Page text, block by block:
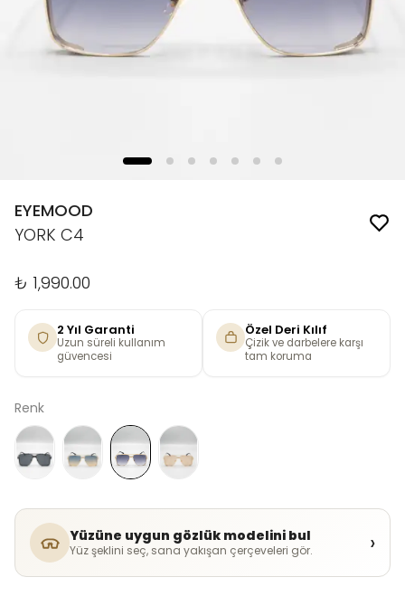
EYEMOOD
YORK C4
₺ 1,990.00
2 Yıl Garanti
Uzun süreli kullanım
güvencesi
Özel Deri Kılıf
Çizik ve darbelere karşı
tam koruma
Renk
Yüzüne uygun gözlük modelini bul
Yüz şeklini seç, sana yakışan çerçeveleri gör. ›